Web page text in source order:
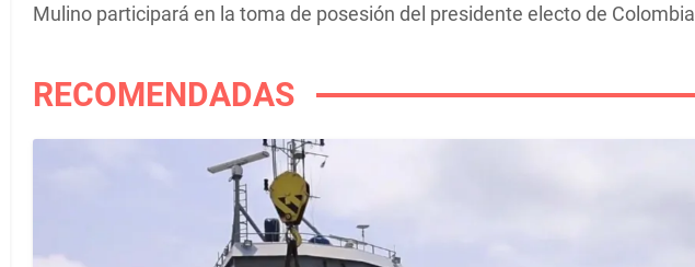
Mulino participará en la toma de posesión del presidente electo de Colombia
RECOMENDADAS